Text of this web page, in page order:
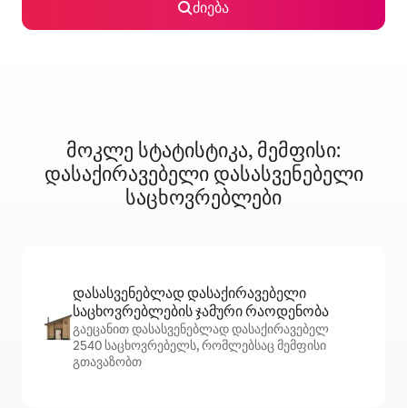
ძიება
მოკლე სტატისტიკა, მემფისი:
დასაქირავებელი დასასვენებელი
საცხოვრებლები
დასასვენებლად დასაქირავებელი
საცხოვრებლების ჯამური რაოდენობა
გაეცანით დასასვენებლად დასაქირავებელ
2540 საცხოვრებელს, რომლებსაც მემფისი
გთავაზობთ